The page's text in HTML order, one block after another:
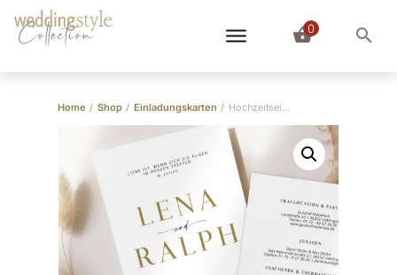
Collection 0
Home / Shop / Einladungskarten / Hochzeitseinladung “Modern Love”